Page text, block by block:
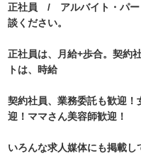
正社員 / アルバイト・パー
談ください。
正社員は、月給+歩合。契約
トは、時給
契約社員、業務委託も歓迎
迎！ママさん美容師歓迎！
いろんな求人媒体にも掲載